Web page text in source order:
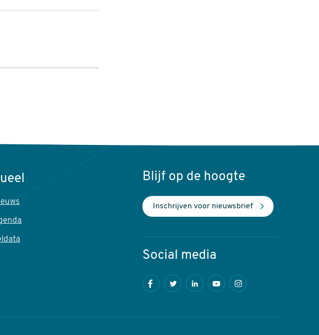
Blijf op de hoogte
Inschrijven voor nieuwsbrief
Social media